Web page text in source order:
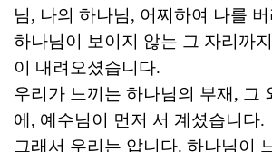
님, 나의 하나님, 어찌하여 나를
하나님이 보이지 않는 그 자리까
이 내려오셨습니다.
우리가 느끼는 하나님의 부재, 그
에, 예수님이 먼저 서 계셨습니다.
그래서 우리는 압니다. 하나님이